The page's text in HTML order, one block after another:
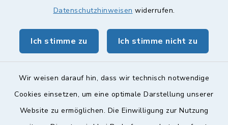
Datenschutzhinweisen widerrufen.
Ich stimme zu Ich stimme nicht zu
Wir weisen darauf hin, dass wir technisch notwendige
Cookies einsetzen, um eine optimale Darstellung unserer
Website zu ermöglichen. Die Einwilligung zur Nutzung
geoPortal Lichtenfels